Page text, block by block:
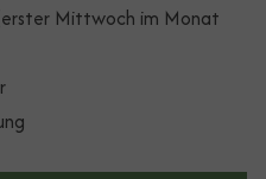
Mittwoch im Monat